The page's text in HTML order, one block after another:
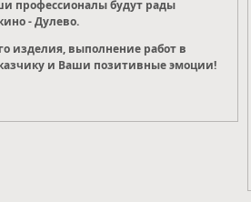
профессионалы будут рады
- Дулево.
изделия, выполнение работ в
и Ваши позитивные эмоции!